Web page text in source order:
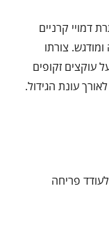
דמויי קרניים
צורתו
עוקצים זקופים
עונת הגידול.
פריחה